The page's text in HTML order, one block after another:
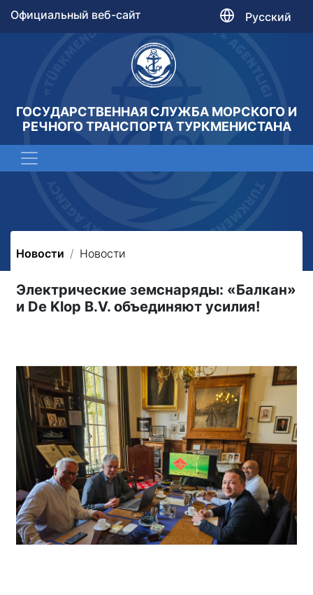
Официальный веб-сайт Русский
ГОСУДАРСТВЕННАЯ СЛУЖБА МОРСКОГО И
РЕЧНОГО ТРАНСПОРТА ТУРКМЕНИСТАНА
Новости Новости
Электрические земснаряды: «Балкан»
и De Klop B.V. объединяют усилия!